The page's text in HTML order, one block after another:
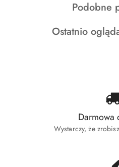
Produkty
statusie:
Podobne
Produkty
Ostatnio
Darmowa
Wystarczy, że